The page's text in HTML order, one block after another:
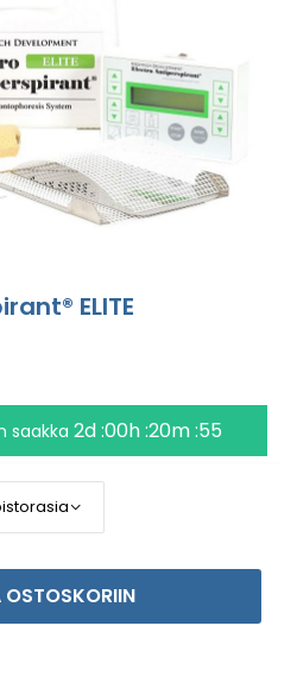
ELITE
saakka 2d :00h :20m :54
OSTOSKORIIN